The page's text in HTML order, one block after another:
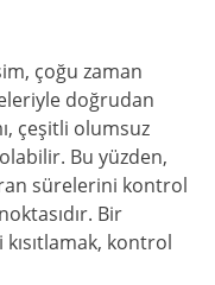
çoğu zaman
doğrudan
çeşitli olumsuz
Bu yüzden,
sürelerini kontrol
Bir
kontrol